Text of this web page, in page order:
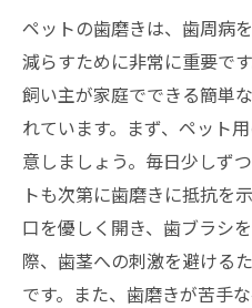
ペットの歯磨きは、歯周病
減らすために非常に重要で
飼い主が家庭でできる簡単
れています。まず、ペット
意しましょう。毎日少しず
トも次第に歯磨きに抵抗を
口を優しく開き、歯ブラシ
際、歯茎への刺激を避ける
です。また、歯磨きが苦手